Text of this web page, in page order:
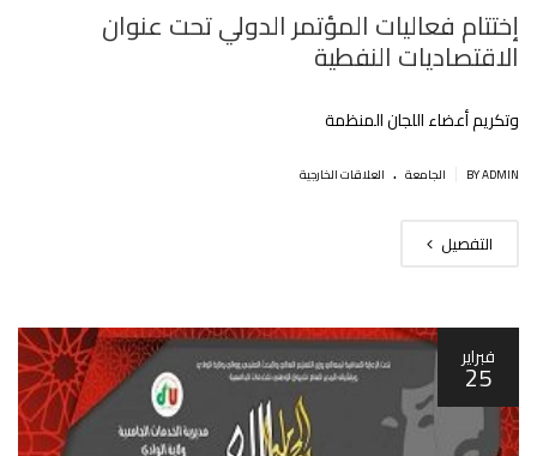
إختتام فعاليات المؤتمر الدولي تحت عنوان
الاقتصاديات النفطية
وتكريم أعضاء اللجان المنظمة
BY ADMIN الجامعة . العلاقات الخارجية
التفصيل
فبراير
25